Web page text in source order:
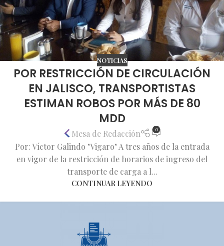
NOTICIAS
POR RESTRICCIÓN DE CIRCULACIÓN
EN JALISCO, TRANSPORTISTAS
ESTIMAN ROBOS POR MÁS DE 80
MDD
Mesa de Redacción 0
Por: Víctor Galindo "Vigaro" A tres años de la entrada
en vigor de la restricción de horarios de ingreso del
transporte de carga a l...
CONTINUAR LEYENDO